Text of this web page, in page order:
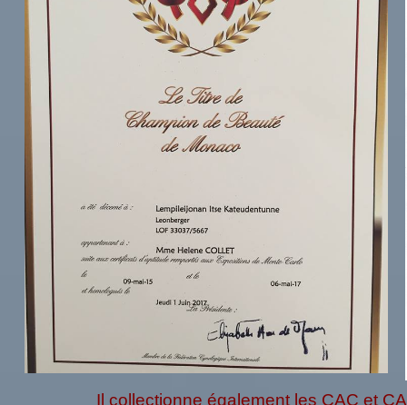
Il collectionne également les CAC et